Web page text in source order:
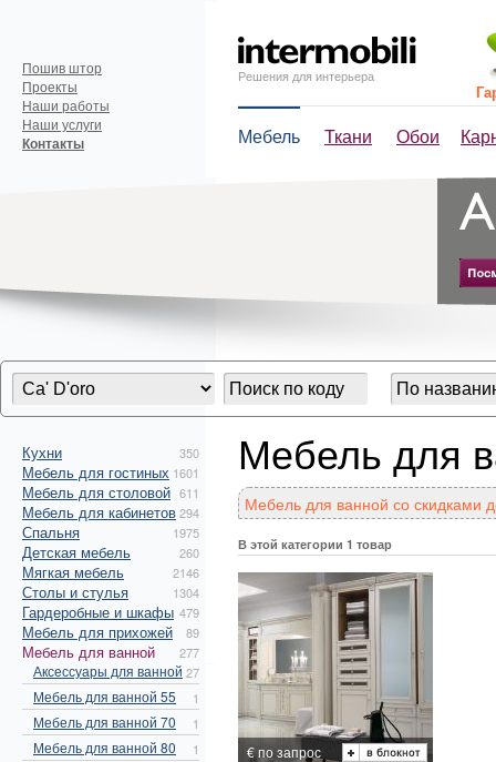
Решения для интерьера
Мебель Ткани Обои
Пошив штор
Проекты
Наши работы
Наши услуги
Контакты
Кухни 350
Мебель для гостиных 1601
Мебель для столовой 611
Мебель для кабинетов294
Спальня 1975
Детская мебель 260
Мягкая мебель 2146
Столы и стулья 1304
Гардеробные и шкафы 479
Мебель для прихожей 89
Мебель для ванной 277
Аксессуары для ванной 27
Мебель для ванной 55 1
Мебель для ванной 70 1
Мебель для ванной 80 1
Мебель для
Мебель для ванной со скидками
В этой категории 1 товар
€ по запрос